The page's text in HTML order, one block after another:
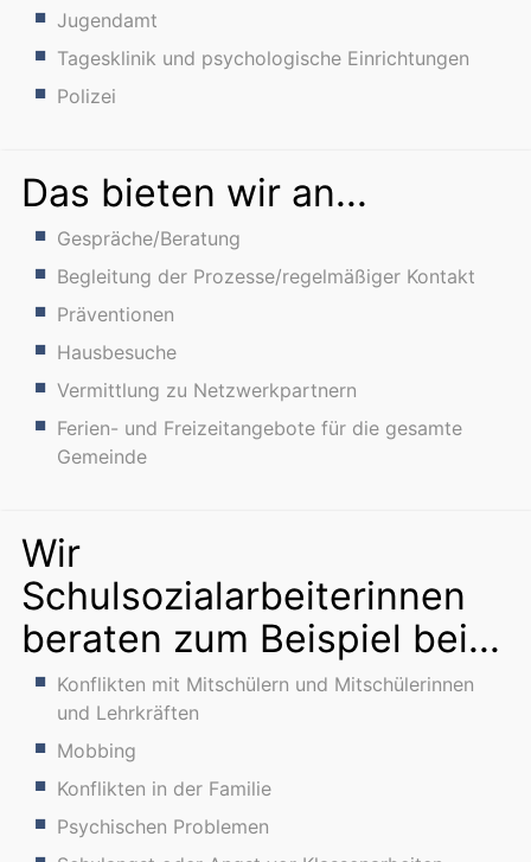
Jugendamt
Tagesklinik und psychologische Einrichtungen
Polizei
Das bieten wir an...
Gespräche/Beratung
Begleitung der Prozesse/regelmäßiger Kontakt
Präventionen
Hausbesuche
Vermittlung zu Netzwerkpartnern
Ferien- und Freizeitangebote für die gesamte
Gemeinde
Wir
Schulsozialarbeiterinnen
beraten zum Beispiel bei...
Konflikten mit Mitschülern und Mitschülerinnen
und Lehrkräften
Mobbing
Konflikten in der Familie
Psychischen Problemen